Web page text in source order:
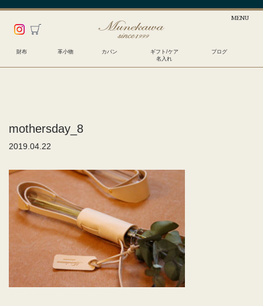
財布 革小物 カバン
ギフト/ケア
名入れ
ブログ
mothersday_8
2019.04.22